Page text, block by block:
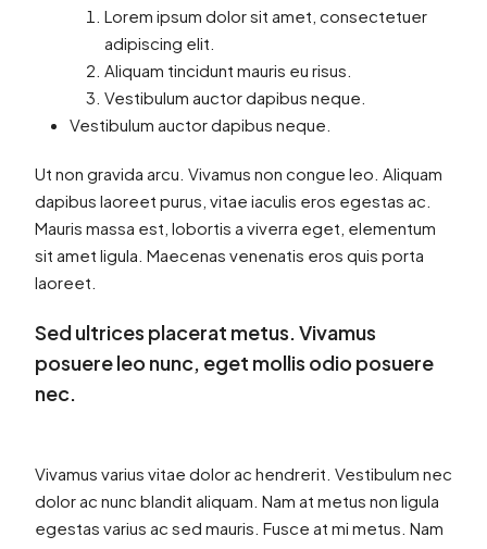
Lorem ipsum dolor sit amet, consectetuer
adipiscing elit.
Aliquam tincidunt mauris eu risus.
Vestibulum auctor dapibus neque.
Vestibulum auctor dapibus neque.
Ut non gravida arcu. Vivamus non congue leo. Aliquam
dapibus laoreet purus, vitae iaculis eros egestas ac.
Mauris massa est, lobortis a viverra eget, elementum
sit amet ligula. Maecenas venenatis eros quis porta
laoreet.
Sed ultrices placerat metus. Vivamus
posuere leo nunc, eget mollis odio posuere
nec.
Vivamus varius vitae dolor ac hendrerit. Vestibulum nec
dolor ac nunc blandit aliquam. Nam at metus non ligula
egestas varius ac sed mauris. Fusce at mi metus. Nam